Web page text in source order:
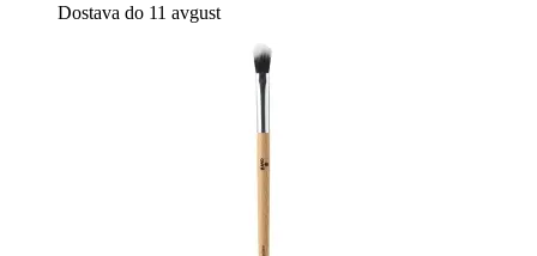
Dostava do 11 avgust